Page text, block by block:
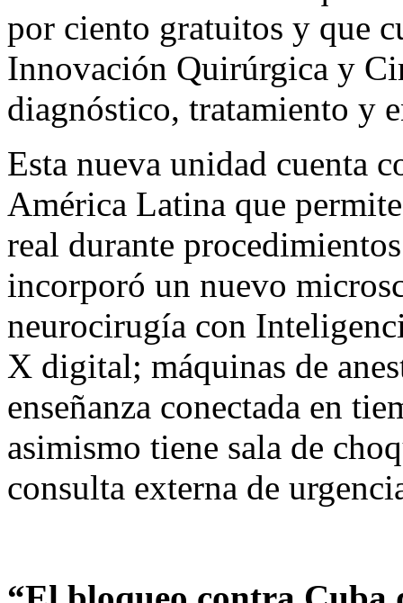
por ciento gratuitos y que
Innovación Quirúrgica y
diagnóstico, tratamiento y
Esta nueva unidad cuenta
América Latina que
real durante
incorporó un nuevo
neurocirugía con
X digital; máquinas de
enseñanza conectada en
asimismo tiene sala de
consulta externa de